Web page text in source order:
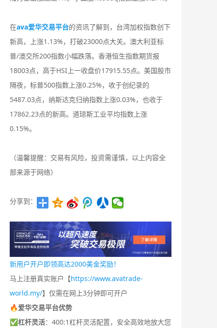
在ava爱华交易平台的资讯了解到，台湾加权指数创下
新高，上涨1.13%，打破23000点大关。澳大利亚标
普/澳交所200指数小幅跌落。香港恒生指数期货报
18003点，高于HSI上一收盘价17915.55点。美国股市
隔夜，标普500指数上涨0.25%，收于创纪录的
5487.03点，纳斯达克归纳指数上涨0.03%，也收于
17862.23点的新高。道琼斯工业平均指数上涨
0.15%。
（温馨提醒：交易有风险，投资需谨慎，以上内容全
部来源于网络）
分享到：
新用户开户即领高达2000美金奖励！
马上注册真实账户【https://www.avatrade-
world.my/】仅需在网上3分钟即可开户
🔥爱华交易平台优势
✅杠杆灵活：400:1杠杆灵活配置，安全高效地放大您